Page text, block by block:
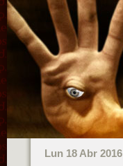
Lun 18 Abr 2016